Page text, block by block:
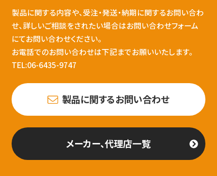
製品に関する内容や、受注・発送・納期に関するお問い合わ
せ、詳しいご相談をされたい場合はお問い合わせフォーム
にてお問い合わせください。
お電話でのお問い合わせは下記までお願いいたします。
TEL:06-6435-9747
製品に関するお問い合わせ
メーカー、代理店一覧